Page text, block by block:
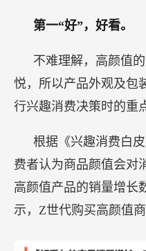
第一“好”，好看。
不难理解，高颜值
悦，所以产品外观及包
行兴趣消费决策时的重
根据《兴趣消费白
费者认为商品颜值会对
高颜值产品的销量增
示，Z世代购买高颜值